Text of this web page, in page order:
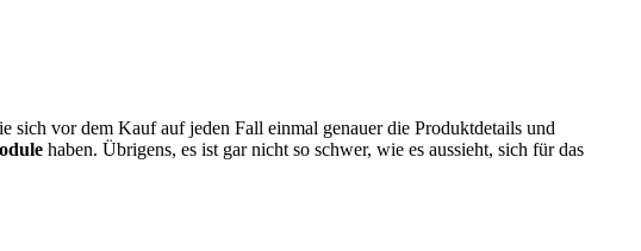
sich vor dem Kauf auf jeden Fall einmal genauer die Produktdetails und
haben. Übrigens, es ist gar nicht so schwer, wie es aussieht, sich für das